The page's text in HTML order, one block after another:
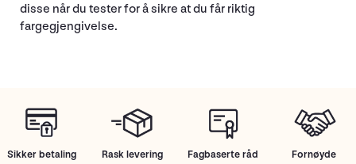
disse når du tester for å sikre at du får riktig
fargegjengivelse.
Sikker betaling Rask levering Fagbaserte råd
Fornøyde